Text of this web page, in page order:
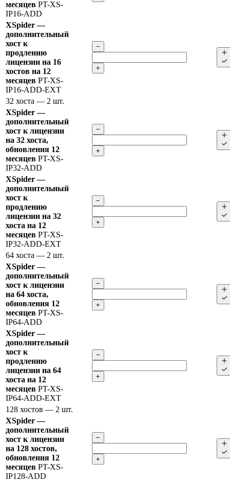
месяцев PT-XS-
IP16-ADD
XSpider —
дополнительный
хост к
продлению
лицензии на 16
хостов на 12
месяцев PT-XS-
IP16-ADD-EXT
−
+
32 хоста — 2 шт.
XSpider —
дополнительный
хост к лицензии
на 32 хоста,
обновления 12
месяцев PT-XS-
IP32-ADD
−
+
XSpider —
дополнительный
хост к
продлению
лицензии на 32
хоста на 12
месяцев PT-XS-
IP32-ADD-EXT
−
+
64 хоста — 2 шт.
XSpider —
дополнительный
хост к лицензии
на 64 хоста,
обновления 12
месяцев PT-XS-
IP64-ADD
−
+
XSpider —
дополнительный
хост к
продлению
лицензии на 64
хоста на 12
месяцев PT-XS-
IP64-ADD-EXT
−
+
128 хостов — 2 шт.
XSpider —
дополнительный
хост к лицензии
на 128 хостов,
обновления 12
месяцев PT-XS-
IP128-ADD
−
+